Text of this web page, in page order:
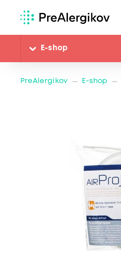
E-shop
PreAlergikov E-shop